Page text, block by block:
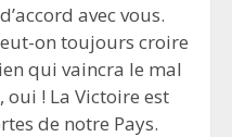
avec vous.
on toujours croire
qui vaincra le mal
oui ! La Victoire est
de notre Pays.